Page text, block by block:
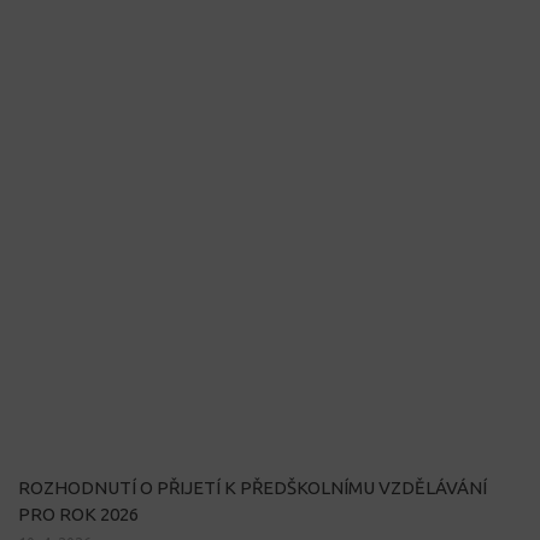
ROZHODNUTÍ O PŘIJETÍ K PŘEDŠKOLNÍMU VZDĚLÁVÁNÍ
PRO ROK 2026